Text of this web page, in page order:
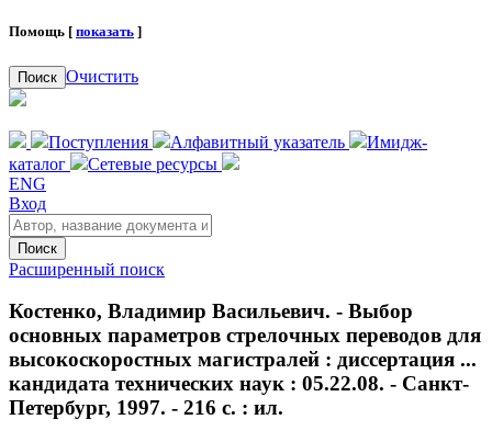
Помощь [ показать ]
Поиск Очистить
Поступления Алфавитный указатель
Имидж-
каталог
Сетевые ресурсы
ENG
Вход
Поиск
Расширенный поиск
Костенко, Владимир Васильевич. - Выбор
основных параметров стрелочных переводов для
высокоскоростных магистралей : диссертация ...
кандидата технических наук : 05.22.08. - Санкт-
Петербург, 1997. - 216 с. : ил.